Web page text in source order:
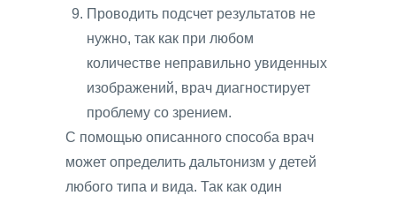
Проводить подсчет результатов не
нужно, так как при любом
количестве неправильно увиденных
изображений, врач диагностирует
проблему со зрением.
С помощью описанного способа врач
может определить дальтонизм у детей
любого типа и вида. Так как один